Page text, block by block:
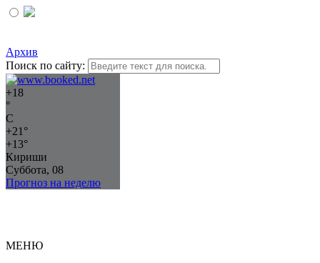
Архив
Поиск по сайту:
+18
°
C
+21°
+13°
Кириши
Суббота, 08
Прогноз на неделю
МЕНЮ